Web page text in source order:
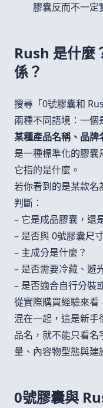
膠囊反而不一定
Rush 是什麼
係？
搜尋「0號膠囊和
兩種不同語境：一個
某種產品名稱、品牌
是一種標準化的膠
它指的是什麼。
若你看到的是某款名
判斷：
– 它是成品膠囊，還
– 是否與 0號膠囊尺
– 主成分是什麼？
– 是否需要冷藏、避
– 是否適合自行分裝
從實際購買經驗來看
混在一起，這是新手
品名，就不能只看
量、內容物型態與建
0號膠囊與